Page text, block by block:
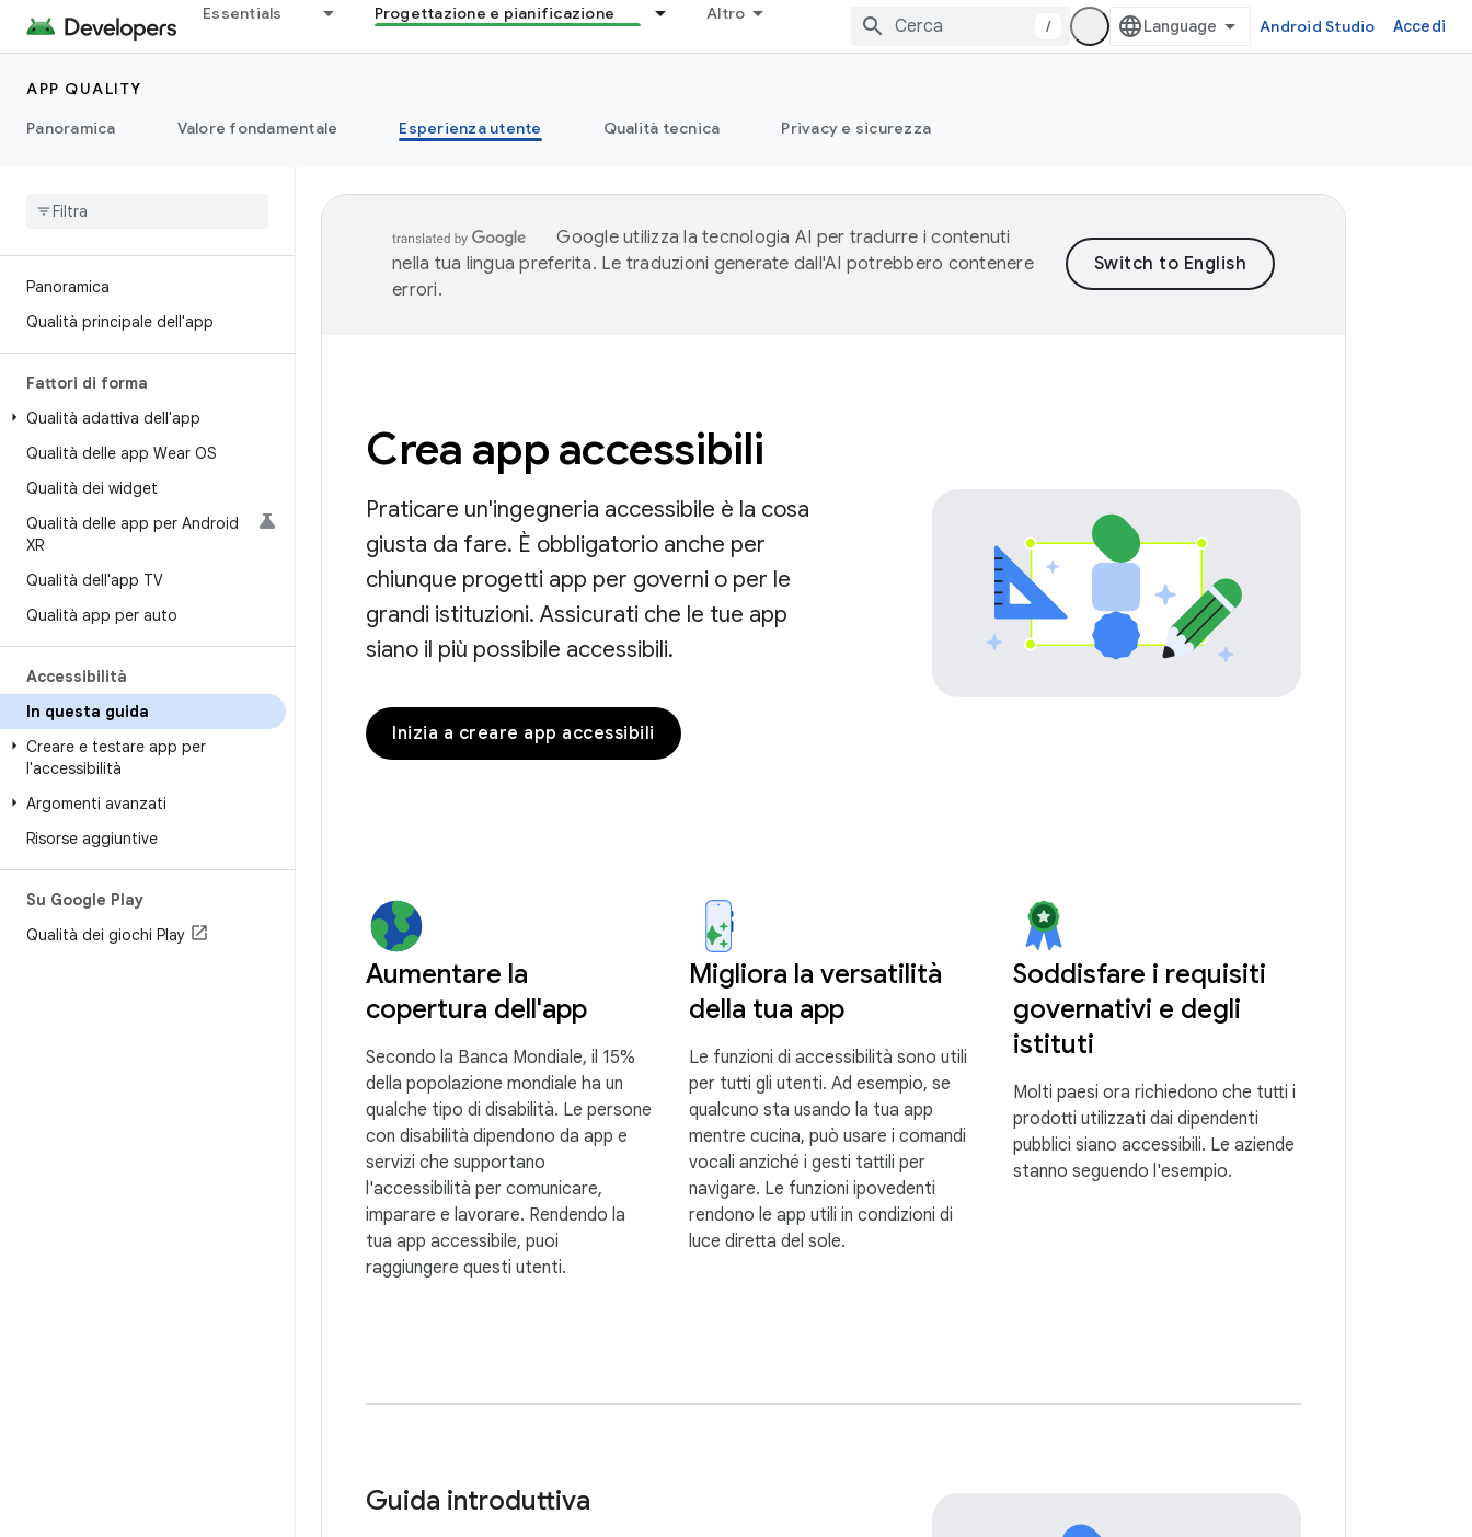
Essentials Progettazione e pianificazione Altro
/ Android Studio Accedi
APP QUALITY
Panoramica
Valore fondamentale Esperienza utente Qualità tecnica Privacy e sicurezza
Panoramica
Qualità principale dell'app
Fattori di forma
Qualità adattiva dell'app
Qualità delle app Wear OS
Qualità dei widget
Qualità delle app per Android
XR
Qualità dell'app TV
Qualità app per auto
Accessibilità
In questa guida
Creare e testare app per
l'accessibilità
Argomenti avanzati
Risorse aggiuntive
Su Google Play
Qualità dei giochi Play
Google utilizza la tecnologia AI per tradurre i contenuti
nella tua lingua preferita. Le traduzioni generate dall'AI potrebbero contenere
errori.
Crea app accessibili
Praticare un'ingegneria accessibile è la cosa
giusta da fare. È obbligatorio anche per
chiunque progetti app per governi o per le
grandi istituzioni. Assicurati che le tue app
siano il più possibile accessibili.
Inizia a creare app accessibili
Aumentare la
copertura dell'app
Secondo la Banca Mondiale, il 15%
della popolazione mondiale ha un
qualche tipo di disabilità. Le persone
con disabilità dipendono da app e
servizi che supportano
l'accessibilità per comunicare,
imparare e lavorare. Rendendo la
tua app accessibile, puoi
raggiungere questi utenti.
Migliora la versatilità
della tua app
Le funzioni di accessibilità sono utili
per tutti gli utenti. Ad esempio, se
qualcuno sta usando la tua app
mentre cucina, può usare i comandi
vocali anziché i gesti tattili per
navigare. Le funzioni ipovedenti
rendono le app utili in condizioni di
luce diretta del sole.
Soddisfare i requisiti
governativi e degli
istituti
Molti paesi ora richiedono che tutti i
prodotti utilizzati dai dipendenti
pubblici siano accessibili. Le aziende
stanno seguendo l'esempio.
Guida introduttiva